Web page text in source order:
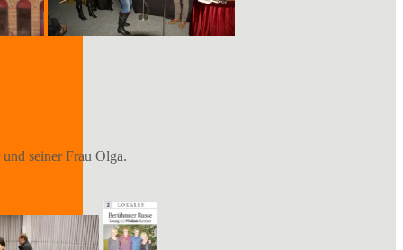
seiner Frau Olga.